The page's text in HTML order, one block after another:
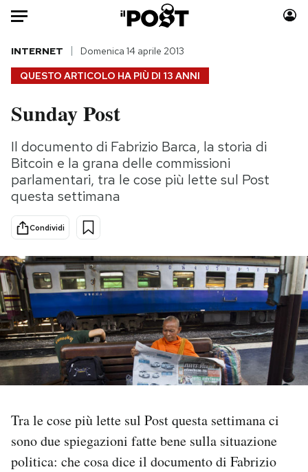
Auto
HOME
Italia
Politica
Tecnologia
Internet
Scienza
Cultura
Economia
Sport
Consumismi
Storie/Idee
Altrecose
Mondiali calcio 2026
PODCAST
NEWSLETTER
I MIEI PREFERITI
QUESTO ARTICOLO HA PIÙ DI 13 ANNI
INTERNET Domenica 14 aprile 2013
Sunday Post
Il documento di Fabrizio Barca, la storia di
Bitcoin e la grana delle commissioni
parlamentari, tra le cose più lette sul Post
questa settimana
Condividi
Tra le cose più lette sul Post questa settimana ci
sono due spiegazioni fatte bene sulla situazione
politica: che cosa dice il documento di Fabrizio